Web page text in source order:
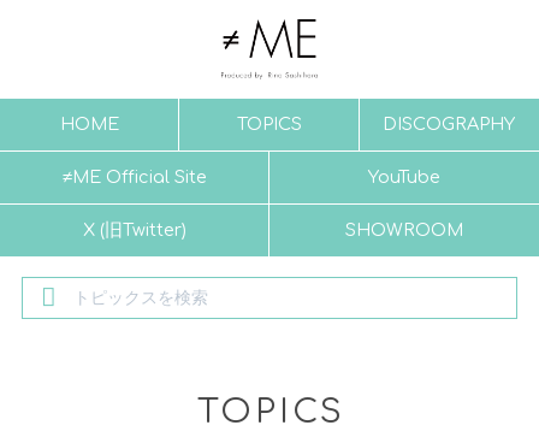
HOME TOPICS DISCOGRAPHY
≠ME Official Site YouTube
X (旧Twitter) SHOWROOM
TOPICS